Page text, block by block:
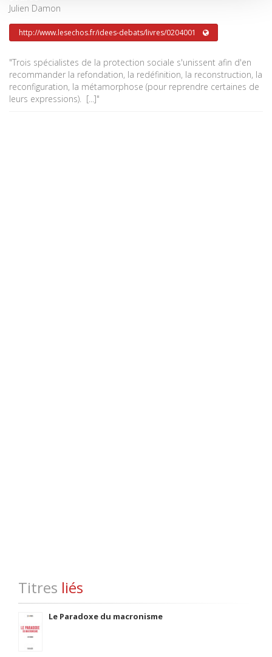
Julien Damon
http://www.lesechos.fr/idees-debats/livres/0204001
"Trois spécialistes de la protection sociale s'unissent afin d'en
recommander la refondation, la redéfinition, la reconstruction, la
reconfiguration, la métamorphose (pour reprendre certaines de
leurs expressions). [...]"
Titres liés
Le Paradoxe du macronisme